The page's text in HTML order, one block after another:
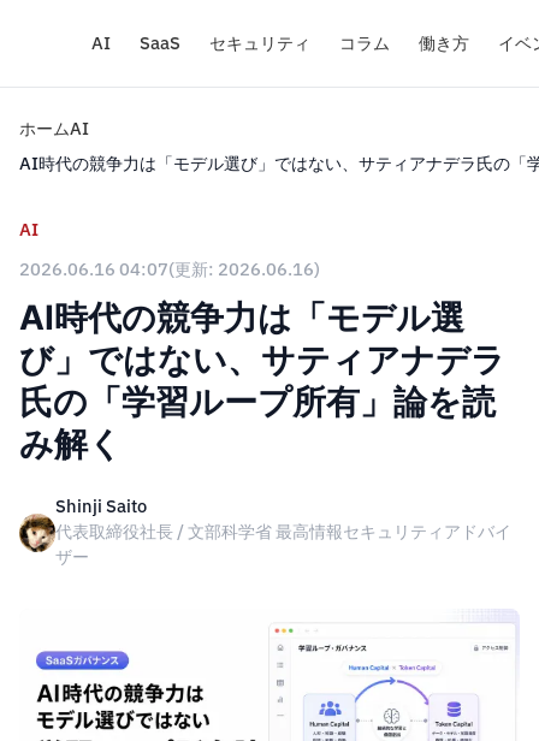
AI SaaS セキュリティ コラム 働き方 イベ
ホームAI
AI時代の競争力は「モデル選び」ではない、サティアナデラ氏の「
AI
2026.06.16 04:07(更新: 2026.06.16)
AI時代の競争力は「モデル選
び」ではない、サティアナデラ
氏の「学習ループ所有」論を読
み解く
Shinji Saito
代表取締役社長 / 文部科学省 最高情報セキュリティアドバイ
ザー